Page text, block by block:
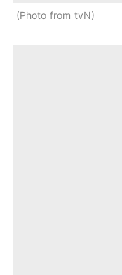
Photo from tvN